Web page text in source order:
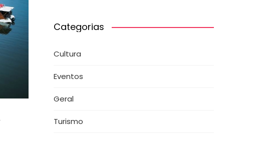
Categorias
Cultura
Eventos
Geral
Turismo